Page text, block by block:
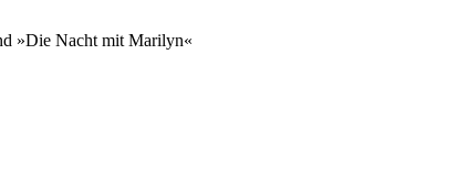
»Die Nacht mit Marilyn«